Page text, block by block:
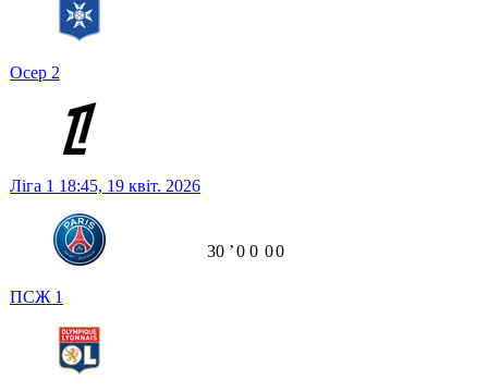
Осер 2
Ліга 1 18:45, 19 квіт. 2026
ПСЖ 1
30 ʼ0 0 00